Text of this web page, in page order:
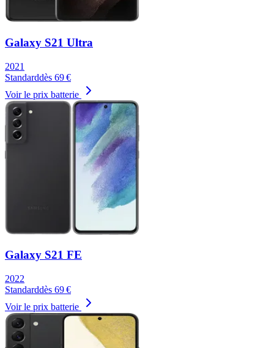
Galaxy S21 Ultra
2021
Standarddès 69€
Voir le prix batterie
Galaxy S21 FE
2022
Standarddès 69€
Voir le prix batterie